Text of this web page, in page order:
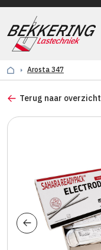
Arosta 347
Terug naar overzicht